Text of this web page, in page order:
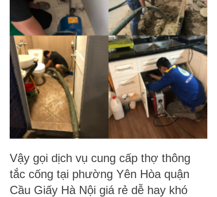
Vậy gọi dịch vụ cung cấp thợ thông
tắc cống tại phường Yên Hòa quận
Cầu Giấy Hà Nội giá rẻ dễ hay khó